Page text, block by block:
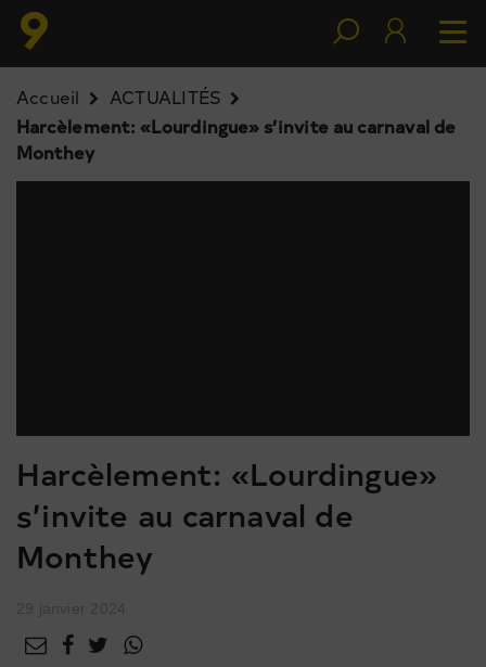
Accueil
ACTUALITÉS
Harcèlement: «Lourdingue» s’invite au carnaval de
Monthey
Harcèlement: «Lourdingue»
s’invite au carnaval de
Monthey